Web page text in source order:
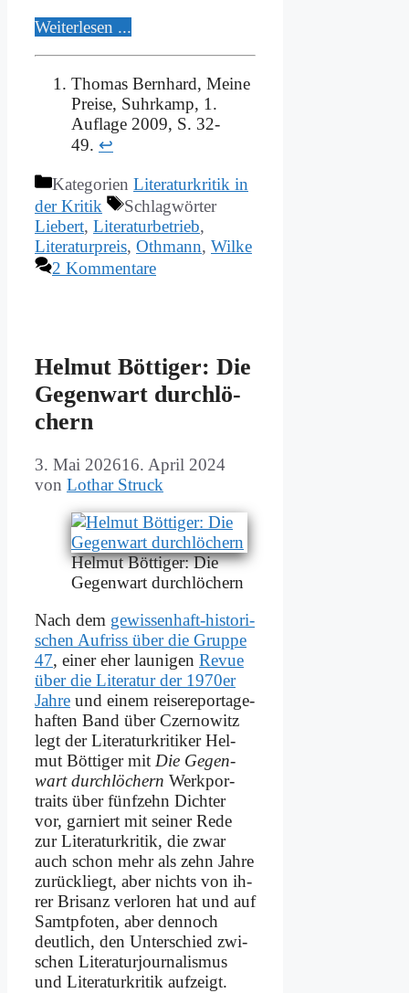
Wei­ter­le­sen ...
Thomas Bernhard, Meine
Preise, Suhrkamp, 1.
Auflage 2009, S. 32-
49. ↩
Kategorien Literaturkritik in
der Kritik
Schlagwörter
Liebert, Literaturbetrieb,
Literaturpreis, Othmann, Wilke
2 Kommentare
Hel­mut Böt­ti­ger: Die
Ge­gen­wart durch­lö­
chern
3. Mai 202616. April 2024
von Lothar Struck
Hel­mut Böt­ti­ger: Die
Ge­gen­wart durch­lö­chern
Nach dem ge­wis­sen­haft-hi­sto­ri­
schen Auf­riss über die Grup­pe
47, ei­ner eher lau­ni­gen Re­vue
über die Li­te­ra­tur der 1970er
Jah­re und ei­nem rei­se­re­por­ta­ge­
haf­ten Band über Czer­no­witz
legt der Li­te­ra­tur­kri­ti­ker Hel­
mut Böt­ti­ger mit Die Ge­gen­
wart durch­lö­chern Werk­por­
traits über fünf­zehn Dich­ter
vor, gar­niert mit sei­ner Re­de
zur Li­te­ra­tur­kri­tik, die zwar
auch schon mehr als zehn Jah­re
zu­rück­liegt, aber nichts von ih­
rer Bri­sanz ver­lo­ren hat und auf
Samt­pfo­ten, aber den­noch
deut­lich, den Un­ter­schied zwi­
schen Li­te­ra­tur­jour­na­lis­mus
und Li­te­ra­tur­kri­tik auf­zeigt.